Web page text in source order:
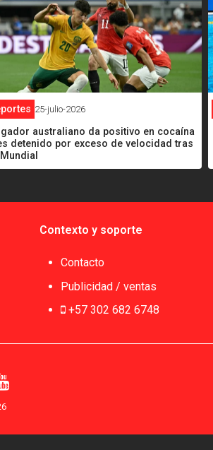
25-julio-2026
australiano da positivo en cocaína
detenido por exceso de velocidad tras
Contexto y soporte
Contacto
Publicidad / ventas
+57 302 682 6748